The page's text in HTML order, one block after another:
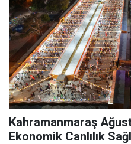
Kahramanmaraş
Ekonomik Canlılık